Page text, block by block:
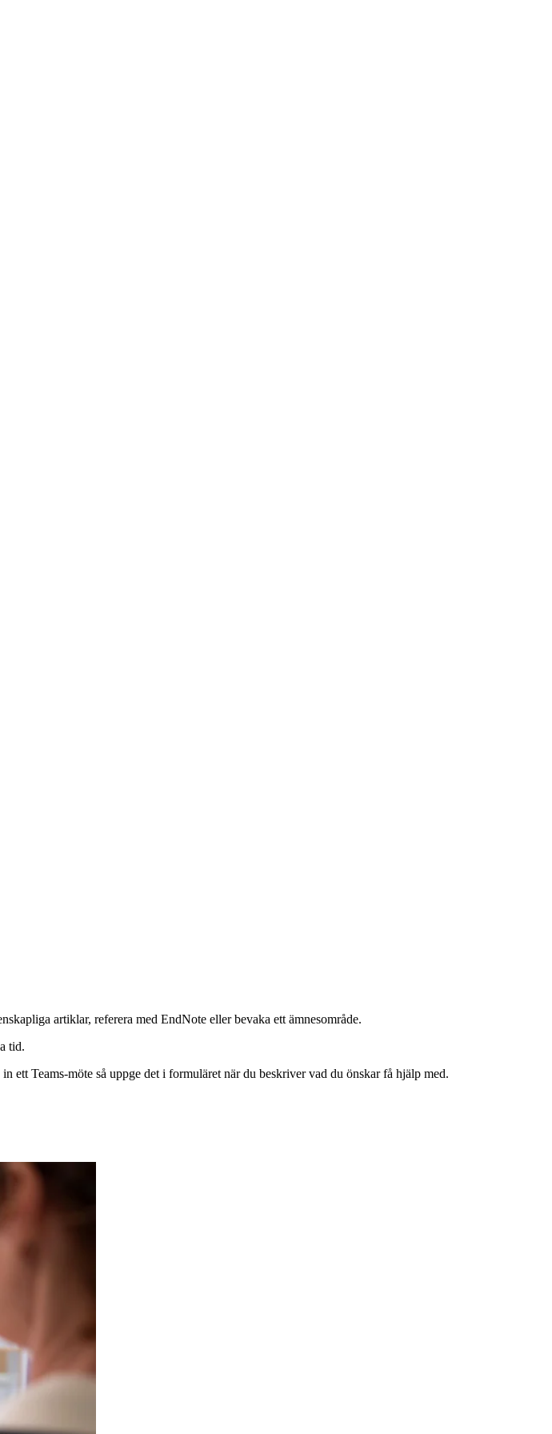
artiklar, referera med EndNote eller bevaka ett ämnesområde.
tid.
Teams-möte så uppge det i formuläret när du beskriver vad du önskar få hjälp med.